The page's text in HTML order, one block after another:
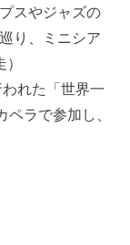
スやジャズの
り、ミニシア
れた「世界一
ラで参加し、